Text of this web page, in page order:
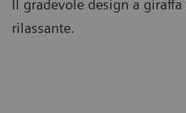
Il gradevole design a
rilassante.